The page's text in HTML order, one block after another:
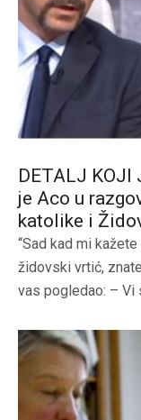
DETALJ KOJI
je Aco u
katolike i
“Sad kad mi
židovski vrtić,
vas pogledao: – Vi